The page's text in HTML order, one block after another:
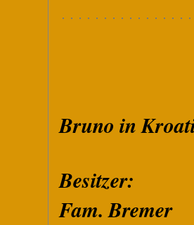
Bruno in
Besitzer:
Fam. Bremer